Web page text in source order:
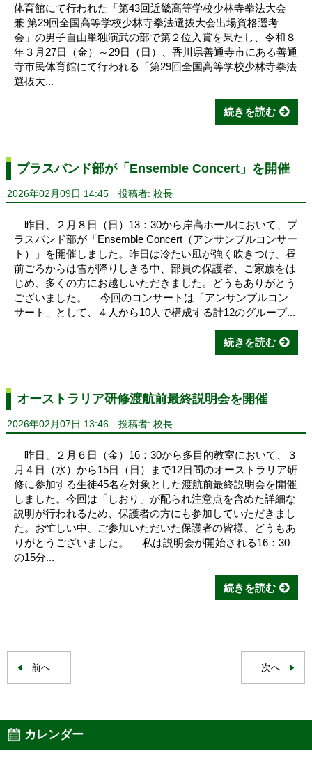
体育館にて行われた「第43回近畿高等学校少林寺拳法大会
兼 第29回全国高等学校少林寺拳法選抜大会出場資格選考
会」の男子自由単独演武の部で第２位入賞を果たし、令和８
年３月27日（金）～29日（日）、香川県善通寺市にある善通
寺市民体育館にて行われる「第29回全国高等学校少林寺拳法
選抜大...
続きを読む
ブラスバンド部が「Ensemble Concert」を開催
2026年02月09日 14:45 投稿者: 校長
昨日、２月８日（日）13：30から岸高ホールにおいて、ブ
ラスバンド部が「Ensemble Concert（アンサンブルコンサー
ト）」を開催しました。昨日は冷たい風が強く吹きつけ、昼
前ごろからは雪が降りしきる中、部員の保護者、ご家族をは
じめ、多くの方にお越しいただきました。どうもありがとう
ございました。 今回のコンサートは「アンサンブルコン
サート」として、４人から10人で構成する計12のグループ...
続きを読む
オーストラリア研修渡航前最終説明会を開催
2026年02月07日 13:46 投稿者: 校長
昨日、２月６日（金）16：30から多目的教室において、３
月４日（水）から15日（日）まで12日間のオーストラリア研
修に参加する生徒45名を対象とした渡航前最終説明会を開催
しました。今回は「しおり」が配られ注意点を含めた詳細な
説明が行われるため、保護者の方にも参加していただきまし
た。お忙しい中、ご参加いただいた保護者の皆様、どうもあ
りがとうございました。 私は説明会が開始される16：30
の15分...
続きを読む
前へ 次へ
カレンダー